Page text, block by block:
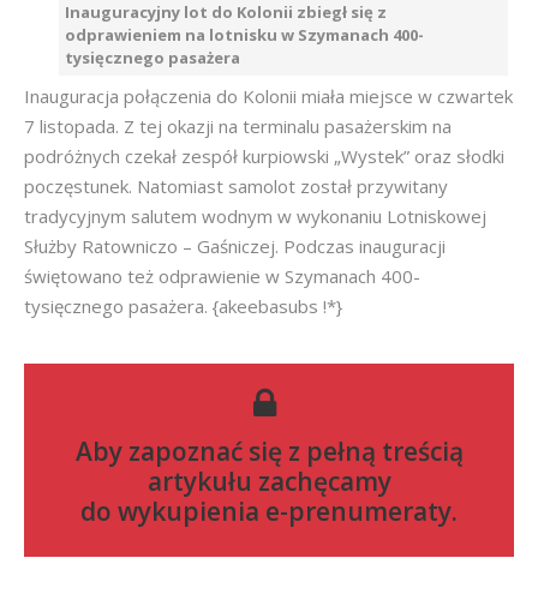
Inauguracyjny lot do Kolonii zbiegł się z
odprawieniem na lotnisku w Szymanach 400-
tysięcznego pasażera
Inauguracja połączenia do Kolonii miała miejsce w czwartek
7 listopada. Z tej okazji na terminalu pasażerskim na
podróżnych czekał zespół kurpiowski „Wystek” oraz słodki
poczęstunek. Natomiast samolot został przywitany
tradycyjnym salutem wodnym w wykonaniu Lotniskowej
Służby Ratowniczo – Gaśniczej. Podczas inauguracji
świętowano też odprawienie w Szymanach 400-
tysięcznego pasażera. {akeebasubs !*}
Aby zapoznać się z pełną treścią
artykułu zachęcamy
do wykupienia e-prenumeraty.